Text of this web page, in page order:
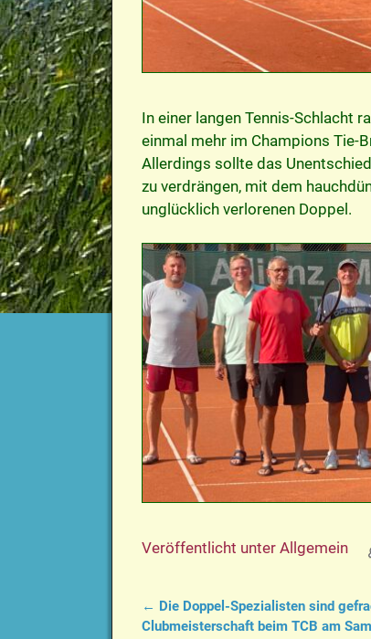
In einer langen Tennis-Schlacht
einmal mehr im Champions Tie-
Allerdings sollte das
zu verdrängen, mit dem
unglücklich verlorenen Doppel.
Veröffentlicht unter Allgemein
Artikelnavigation
← Die Doppel-Spezialisten sind
Clubmeisterschaft beim TCB am